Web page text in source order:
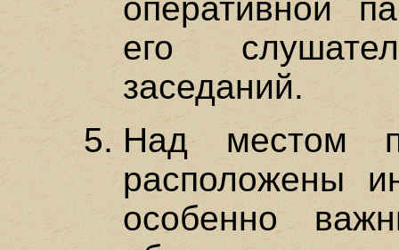
оперативной
его
заседаний.
Над местом
расположены
особенно